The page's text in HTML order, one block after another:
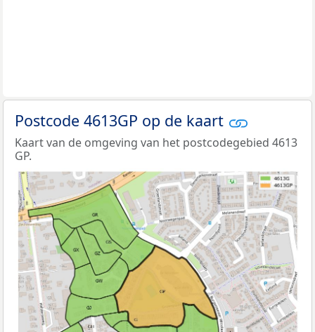
Postcode 4613GP op de kaart
Kaart van de omgeving van het postcodegebied 4613
GP.